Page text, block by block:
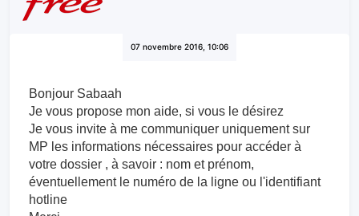
07 novembre 2016, 10:06
Bonjour Sabaah
Je vous propose mon aide, si vous le désirez
Je vous invite à me communiquer uniquement sur
MP les information​s nécessaires pour accéder à
votre dossier , à savoir : nom et prénom,
éventuellement le numéro de la ligne ou l'identifiant
hotline